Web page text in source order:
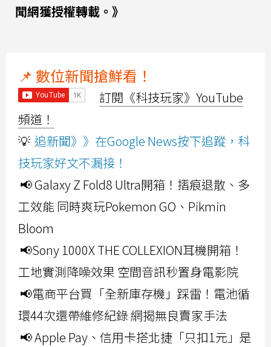
聞網獲授權轉載。》
📌 數位新聞搶鮮看！
訂閱《科技玩家》YouTube
頻道！
💡 追新聞》》在Google News按下追蹤，科
技玩家好文不漏接！
📢 Galaxy Z Fold8 Ultra開箱！摺痕退散、多
工效能 同時爽玩Pokemon GO、Pikmin
Bloom
📢Sony 1000X THE COLLEXION耳機開箱！
工地實測降噪效果 空間音訊秒置身電影院
📢電商平台買「全新庫存機」踩雷！電池循
環44次還帶維修紀錄 網揭無良賣家手法
📢 Apple Pay、信用卡搭北捷「只扣1元」是